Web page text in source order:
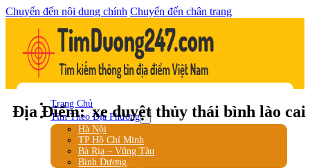
Chuyển đến nội dung chính Chuyển đến chân trang
Trang Chủ
Tìm Theo Địa Phương
Hà Nội
TP Hồ Chí Minh
Bà Rịa – Vũng Tàu
Bình Dương
Địa Điểm: xe duyệt thủy thái bình lào cai